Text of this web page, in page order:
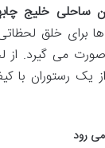
ساحلی خلیج
برای خلق
صورت می گیرد. از
رستوران با
می رود